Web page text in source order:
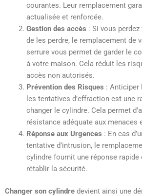
courantes. Leur remplacement
actualisée et renforcée.
Gestion des accès : Si vous
de les perdre, le remplacement de
serrure vous permet de garder le
à votre maison. Cela réduit les
accès non autorisés.
Prévention des Risques : Anticiper
les tentatives d’effraction est une
changer le cylindre. Cela permet
résistance adéquate aux menaces
Réponse aux Urgences : En cas
tentative d’intrusion, le
cylindre fournit une réponse rapide
rétablir la sécurité.
Changer son cylindre devient ainsi une